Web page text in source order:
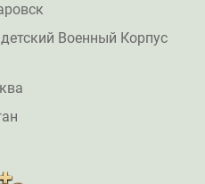
Военный Корпус